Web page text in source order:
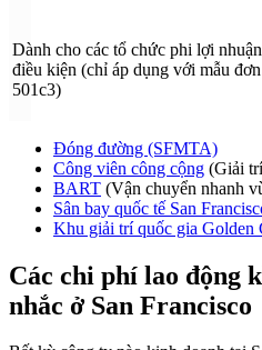
Dành cho các tổ chức phi lợi
điều kiện (chỉ áp dụng với mẫu đơn
501c3)
Đóng đường (SFMTA)
Công viên công cộng (Giải
BART (Vận chuyển nhanh
Sân bay quốc tế San
Khu giải trí quốc gia Golden
Các chi phí lao động
nhắc ở San Francisco